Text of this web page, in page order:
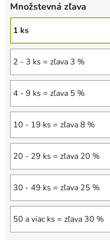
Množstevná zľava
1 ks
2 - 3 ks = zľava 3 %
4 - 9 ks = zľava 5 %
10 - 19 ks = zľava 8 %
20 - 29 ks = zľava 20 %
30 - 49 ks = zľava 25 %
50 a viac ks = zľava 30 %